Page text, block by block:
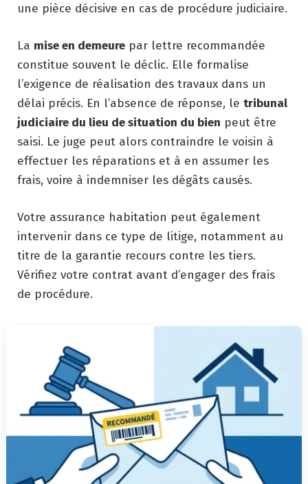
une pièce décisive en cas de procédure judiciaire.
La mise en demeure par lettre recommandée
constitue souvent le déclic. Elle formalise
l’exigence de réalisation des travaux dans un
délai précis. En l’absence de réponse, le tribunal
judiciaire du lieu de situation du bien peut être
saisi. Le juge peut alors contraindre le voisin à
effectuer les réparations et à en assumer les
frais, voire à indemniser les dégâts causés.
Votre assurance habitation peut également
intervenir dans ce type de litige, notamment au
titre de la garantie recours contre les tiers.
Vérifiez votre contrat avant d’engager des frais
de procédure.